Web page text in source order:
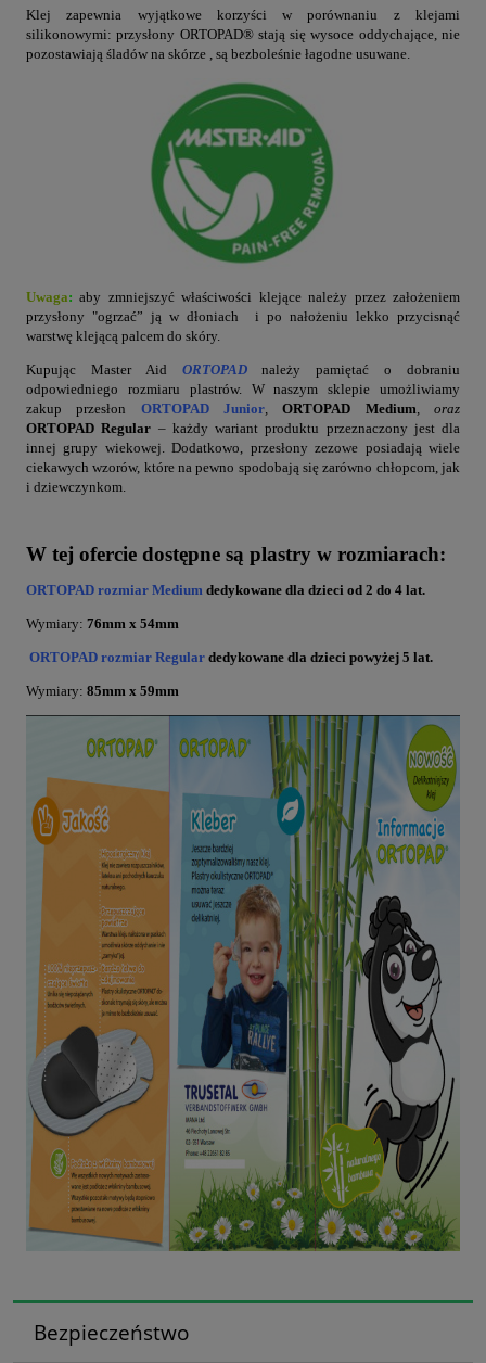
Klej zapewnia wyjątkowe korzyści w porównaniu z klejami
silikonowymi: przysłony ORTOPAD® stają się wysoce oddychające, nie
pozostawiają śladów na skórze , są bezboleśnie łagodne usuwane.
Uwaga: aby zmniejszyć właściwości klejące należy przez założeniem
przysłony "ogrzać” ją w dłoniach i po nałożeniu lekko przycisnąć
warstwę klejącą palcem do skóry.
Kupując Master Aid ORTOPADnależy pamiętać o dobraniu
odpowiedniego rozmiaru plastrów. W naszym sklepie umożliwiamy
zakup przesłon ORTOPAD Junior ,ORTOPAD Medium , oraz
ORTOPAD Regular – każdy wariant produktu przeznaczony jest dla
innej grupy wiekowej. Dodatkowo, przesłony zezowe posiadają wiele
ciekawych wzorów, które na pewno spodobają się zarówno chłopcom, jak
i dziewczynkom.
W tej ofercie dostępne są plastry w rozmiarach:
ORTOPAD rozmiar Medium dedykowane dla dzieci od 2 do 4 lat.
Wymiary: 76mm x 54mm
ORTOPAD rozmiar Regular dedykowane dla dzieci powyżej 5 lat.
Wymiary: 85mm x 59mm
Bezpieczeństwo